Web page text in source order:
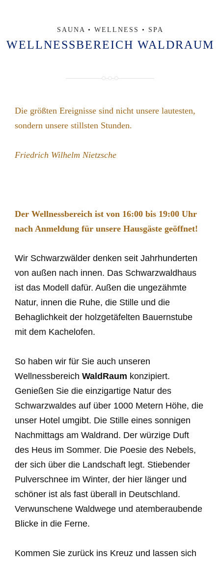
SAUNA • WELLNESS • SPA
WELLNESSBEREICH WALDRAUM
Die größten Ereignisse sind nicht unsere lautesten,
sondern unsere stillsten Stunden.
Friedrich Wilhelm Nietzsche
Der Wellnessbereich ist von 16:00 bis 19:00 Uhr
nach Anmeldung für unsere Hausgäste geöffnet!
Wir Schwarzwälder denken seit Jahrhunderten
von außen nach innen. Das Schwarzwaldhaus
ist das Modell dafür. Außen die ungezähmte
Natur, innen die Ruhe, die Stille und die
Behaglichkeit der holzgetäfelten Bauernstube
mit dem Kachelofen.
So haben wir für Sie auch unseren
Wellnessbereich WaldRaum konzipiert.
Genießen Sie die einzigartige Natur des
Schwarzwaldes auf über 1000 Metern Höhe, die
unser Hotel umgibt. Die Stille eines sonnigen
Nachmittags am Waldrand. Der würzige Duft
des Heus im Sommer. Die Poesie des Nebels,
der sich über die Landschaft legt. Stiebender
Pulverschnee im Winter, der hier länger und
schöner ist als fast überall in Deutschland.
Verwunschene Waldwege und atemberaubende
Blicke in die Ferne.
Kommen Sie zurück ins Kreuz und lassen sich